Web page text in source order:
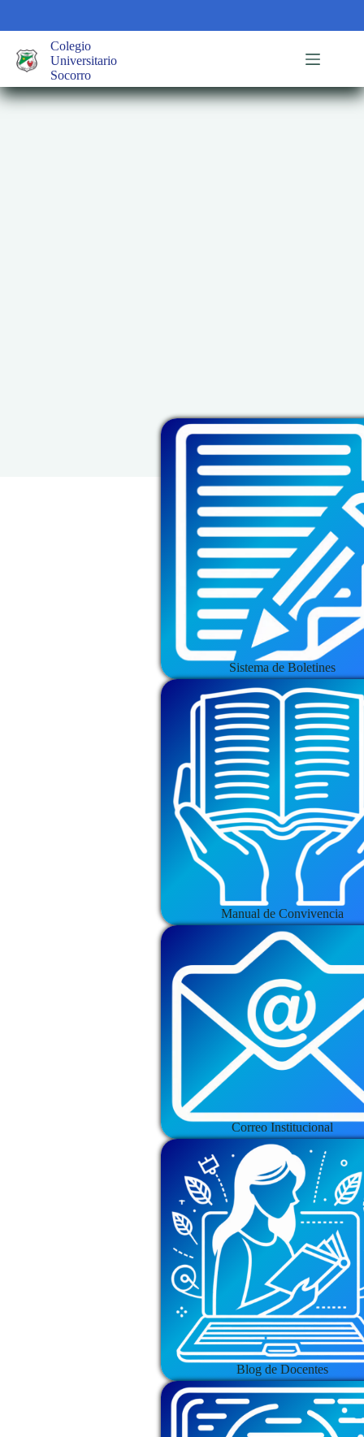
contenido
Colegio
Universitario
Socorro
Sistema de Boletines
Manual de Convivencia
Correo Institucional
Blog de Docentes